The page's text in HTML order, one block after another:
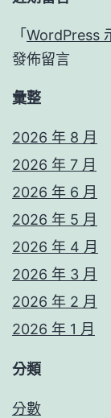
「 WordPress
發佈留言
彙整
2026 年 8 月
2026 年 7 月
2026 年 6 月
2026 年 5 月
2026 年 4 月
2026 年 3 月
2026 年 2 月
2026 年 1 月
分類
分數